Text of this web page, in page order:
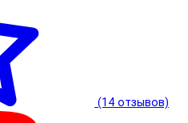
(14 отзывов)